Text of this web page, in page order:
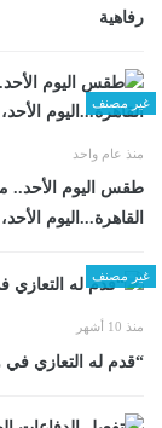
رفاهية
غير مصنف
منذ عام واحد
طقس اليوم الأحد..
القاهرة...اليوم الأحد، 30 مارس 2025 08:22 صـ منذ 55 دقيقة
غير مصنف
منذ 10 أشهر
“قدم له التعازي في